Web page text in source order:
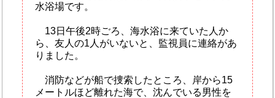
水浴場です。
13日午後2時ごろ、海水浴に来ていた人か
ら、友人の1人がいないと、監視員に連絡があ
りました。
消防などが船で捜索したところ、岸から15
メートルほど離れた海で、沈んでいる男性を